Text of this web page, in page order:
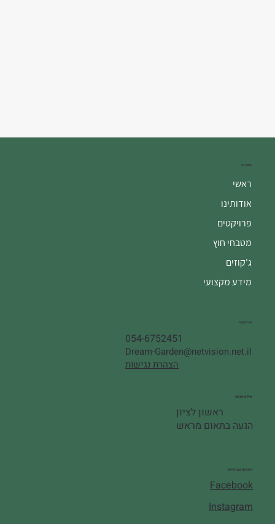
תפריט
ראשי
אודותינו
פרויקטים
מטבחי חוץ
ג'קוזים
מידע מקצועי
צור קשר
054-6752451
Dream-Garden@netvision.net.il
הצהרת נגישות
ראשון לציון
הגעה בתאום מראש
רשתות חברתיות
Facebook
Instagram